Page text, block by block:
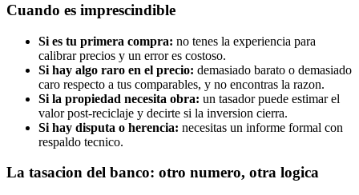
Cuando es imprescindible
Si es tu primera compra: no tenes la experiencia para
calibrar precios y un error es costoso.
Si hay algo raro en el precio: demasiado barato o demasiado
caro respecto a tus comparables, y no encontras la razon.
Si la propiedad necesita obra: un tasador puede estimar el
valor post-reciclaje y decirte si la inversion cierra.
Si hay disputa o herencia: necesitas un informe formal con
respaldo tecnico.
La tasacion del banco: otro numero, otra logica